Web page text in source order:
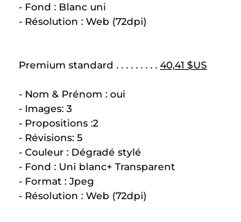
- Fond : Blanc uni
- Résolution : Web (72dpi)
Premium standard . . . . . . . . . 40,41 $US
- Nom & Prénom : oui
- Images: 3
- Propositions :2
- Révisions: 5
- Couleur : Dégradé stylé
- Fond : Uni blanc+ Transparent
- Format : Jpeg
- Résolution : Web (72dpi)